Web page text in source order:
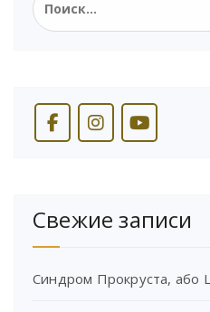
Свежие записи
Синдром Прокруста, або